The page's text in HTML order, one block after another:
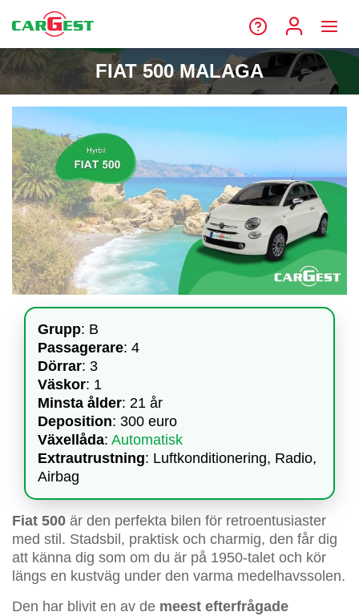
FIAT 500 MALAGA
Grupp: B
Passagerare: 4
Dörrar: 3
Väskor: 1
Minsta ålder: 21 år
Deposition: 300 euro
Växellåda: Automatisk
Extrautrustning: Luftkonditionering, Radio,
Airbag
Fiat 500 är den perfekta bilen för retroentusiaster
med stil. Stadsbil, praktisk och charmig, den får dig
att känna dig som om du är på 1950-talet och kör
längs en kustväg under den varma medelhavssolen.
Den har blivit en av de meest efterfrågade